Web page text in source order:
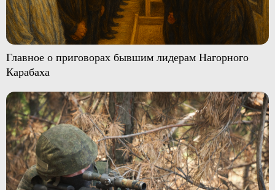
Главное о приговорах бывшим лидерам Нагорного
Карабаха